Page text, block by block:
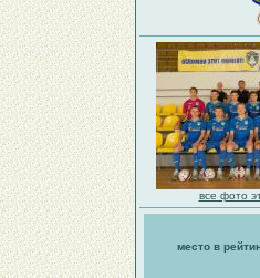
все фото
место в